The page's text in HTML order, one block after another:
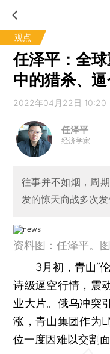
观点
任泽平：全
中的猎杀、
2022年04月22日 10:20
任泽平
经济学家
往事并不如烟，周
发的惊天商战多次
资料图：任泽平。
3月初，青山“伦
诗级逼空行情，震
业大片。俄乌冲突
涨，青山集团作为
位一度因难以交割